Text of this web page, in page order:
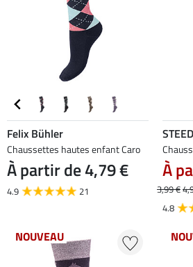
Felix Bühler
Chaussettes hautes enfant Caro
À partir de 4,79 €
4.9 21
À
3,99 €
4.8
NOUVEAU